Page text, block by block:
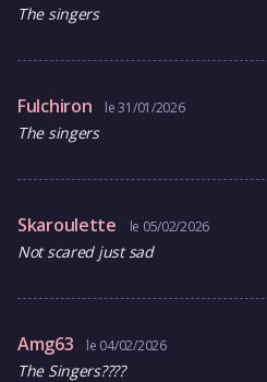
The singers
Fulchiron le 31/01/2026
The singers
Skaroulette le 05/02/2026
Not scared just sad
Amg63 le 04/02/2026
The Singers????